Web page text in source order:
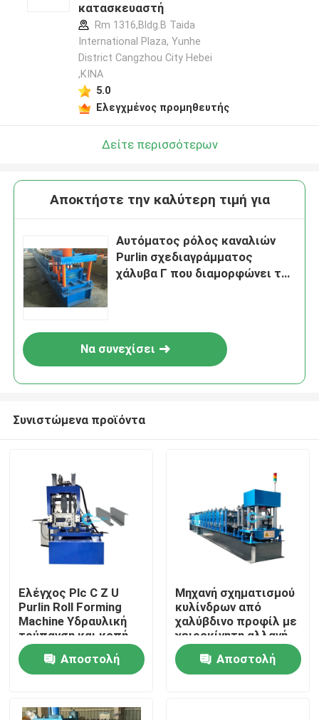
Σπίτι
Προϊόντα
Περίπου εμείς
κατασκευαστή
Rm 1316,Bldg.B Taida
International Plaza, Yunhe
District Cangzhou City Hebei
,ΚΙΝΑ
5.0
Ελεγχμένος προμηθευτής
Δείτε περισσότερων
Αποκτήστε την καλύτερη τιμή για
Αυτόματος ρόλος καναλιών
Purlin σχεδιαγράμματος
χάλυβα Γ που διαμορφώνει τη
Να συνεχίσει
Συνιστώμενα προϊόντα
Ελέγχος Plc C Z U
Purlin Roll Forming
Machine Υδραυλική
τρύπανση και κοπή
Αποστολή
Μηχανή σχηματισμού
κυλίνδρων από
χαλύβδινο προφίλ με
χειροκίνητη αλλαγή
μεγέθους C Purlin 80-
300mm Web Size
Αποστολή